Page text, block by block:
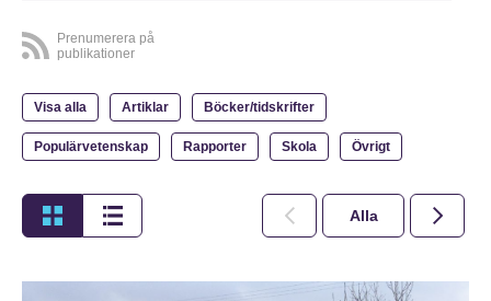
Prenumerera på
publikationer
Visa alla Artiklar Böcker/tidskrifter
Populärvetenskap Rapporter Skola Övrigt
Alla 2026